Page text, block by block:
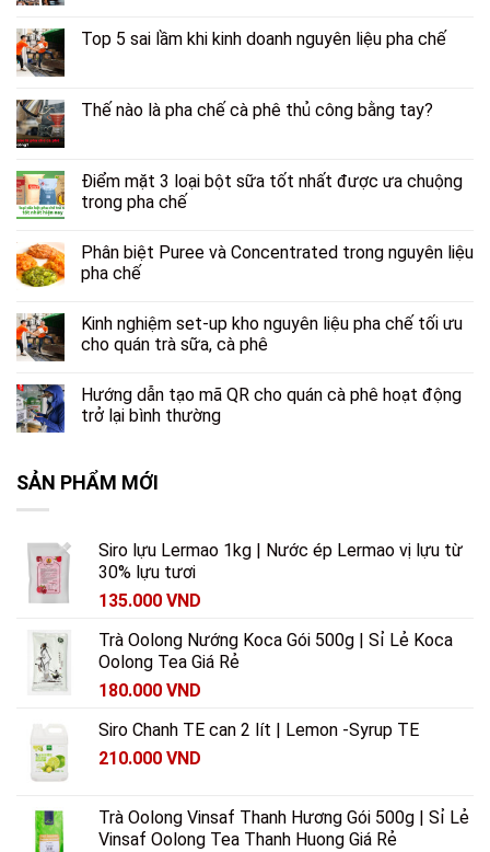
Top 5 sai lầm khi kinh doanh nguyên liệu pha chế
Thế nào là pha chế cà phê thủ công bằng tay?
Điểm mặt 3 loại bột sữa tốt nhất được ưa chuộng
trong pha chế
Phân biệt Puree và Concentrated trong nguyên liệu
pha chế
Kinh nghiệm set-up kho nguyên liệu pha chế tối ưu
cho quán trà sữa, cà phê
Hướng dẫn tạo mã QR cho quán cà phê hoạt động
trở lại bình thường
SẢN PHẨM MỚI
Siro lựu Lermao 1kg | Nước ép Lermao vị lựu từ
30% lựu tươi
135.000 VND
Trà Oolong Nướng Koca Gói 500g | Sỉ Lẻ Koca
Oolong Tea Giá Rẻ
180.000 VND
Siro Chanh TE can 2 lít | Lemon -Syrup TE
210.000 VND
Trà Oolong Vinsaf Thanh Hương Gói 500g | Sỉ Lẻ
Vinsaf Oolong Tea Thanh Huong Giá Rẻ